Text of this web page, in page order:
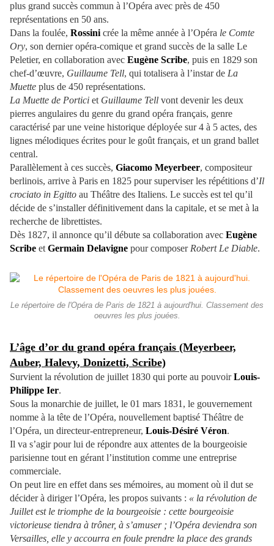
plus grand succès commun à l’Opéra avec près de 450
représentations en 50 ans.
Dans la foulée, Rossini crée la même année à l’Opéra le Comte
Ory, son dernier opéra-comique et grand succès de la salle Le
Peletier, en collaboration avec Eugène Scribe, puis en 1829 son
chef-d’œuvre, Guillaume Tell, qui totalisera à l’instar de La
Muette plus de 450 représentations.
La Muette de Portici et Guillaume Tell vont devenir les deux
pierres angulaires du genre du grand opéra français, genre
caractérisé par une veine historique déployée sur 4 à 5 actes, des
lignes mélodiques écrites pour le goût français, et un grand ballet
central.
Parallèlement à ces succès, Giacomo Meyerbeer, compositeur
berlinois, arrive à Paris en 1825 pour superviser les répétitions d’Il
crociato in Egitto au Théâtre des Italiens. Le succès est tel qu’il
décide de s’installer définitivement dans la capitale, et se met à la
recherche de librettistes.
Dès 1827, il annonce qu’il débute sa collaboration avec Eugène
Scribe et Germain Delavigne pour composer Robert Le Diable.
Le répertoire de l'Opéra de Paris de 1821 à aujourd'hui. Classement des
oeuvres les plus jouées.
L’âge d’or du grand opéra français (Meyerbeer,
Auber, Halevy, Donizetti, Scribe)
Survient la révolution de juillet 1830 qui porte au pouvoir Louis-
Philippe Ier.
Sous la monarchie de juillet, le 01 mars 1831, le gouvernement
nomme à la tête de l’Opéra, nouvellement baptisé Théâtre de
l’Opéra, un directeur-entrepreneur, Louis-Désiré Véron.
Il va s’agir pour lui de répondre aux attentes de la bourgeoisie
parisienne tout en gérant l’institution comme une entreprise
commerciale.
On peut lire en effet dans ses mémoires, au moment où il dut se
décider à diriger l’Opéra, les propos suivants : « la révolution de
Juillet est le triomphe de la bourgeoisie : cette bourgeoisie
victorieuse tiendra à trôner, à s’amuser ; l’Opéra deviendra son
Versailles, elle y accourra en foule prendre la place des grands